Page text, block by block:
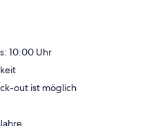
separate
Besteck gehören. Zur
Haartrockner.
(WLAN) zur Verfügung.
zur Verfügung. Alle
Bügelbretter und
wird auf Anfrage
10:00 Uhr
out ist möglich